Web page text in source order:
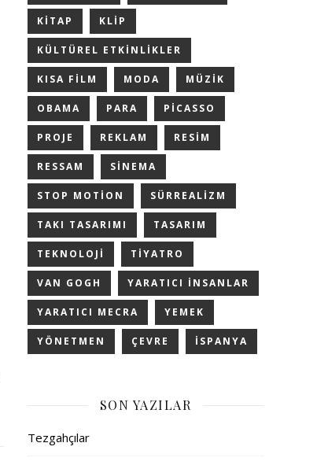
KITAP KLIP
KÜLTÜREL ETKINLIKLER
KISA FILM MODA MÜZIK
OBAMA PARA PICASSO
PROJE REKLAM RESIM
RESSAM SINEMA
STOP MOTION SÜRREALIZM
TAKI TASARIMI TASARIM
TEKNOLOJI TIYATRO
VAN GOGH YARATICI INSANLAR
YARATICI MECRA YEMEK
YÖNETMEN ÇEVRE İSPANYA
SON YAZILAR
Tezgahçılar